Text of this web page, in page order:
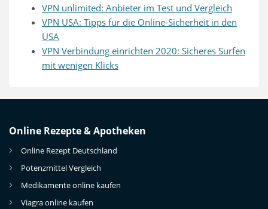
VPN unlimited: Anbieter im Test und Vergleich
VPN USA: Tipps für die Online-Sicherheit in den
USA
VPN Verbindung einrichten 2020: Sicheres Surfen
mit wenigen Klicks
Online Rezepte & Apotheken
Online Rezept Deutschland
Potenzmittel Vergleich
Medikamente online kaufen
Viagra online kaufen